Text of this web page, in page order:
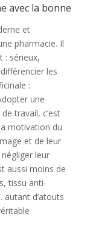
avec la bonne
et
pharmacie. Il
: sérieux,
les
:
une
travail, c’est
motivation du
et de leur
leur
aussi moins de
tissu anti-
d’atouts